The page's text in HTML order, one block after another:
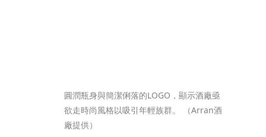
圓潤瓶身與簡潔俐落的LOGO，顯示酒廠亟
欲走時尚風格以吸引年輕族群。 （Arran酒
廠提供）